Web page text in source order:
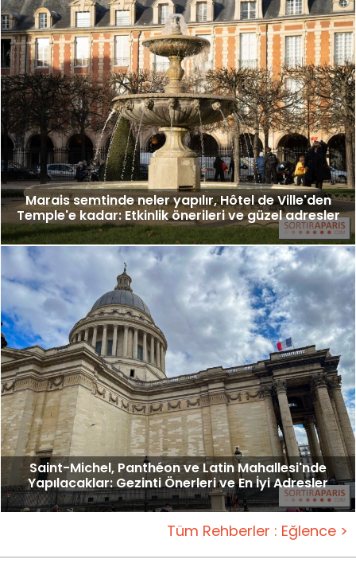
Marais semtinde neler yapılır, Hôtel de Ville'den
Temple'e kadar: Etkinlik önerileri ve güzel adresler
Saint-Michel, Panthéon ve Latin Mahallesi'nde
Yapılacaklar: Gezinti Önerleri ve En İyi Adresler
Tüm Rehberler : Eğlence >